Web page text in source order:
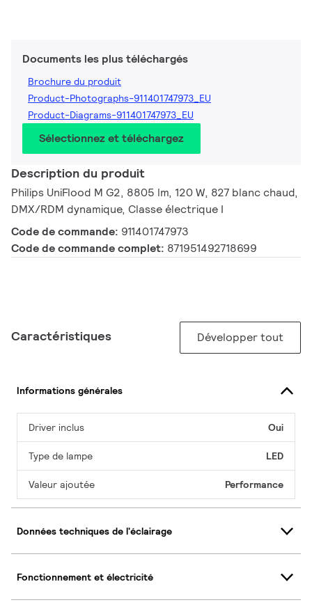
Documents les plus téléchargés
Brochure du produit
Product-Photographs-911401747973_EU
Product-Diagrams-911401747973_EU
Sélectionnez et téléchargez
Description du produit
Philips UniFlood M G2, 8805 lm, 120 W, 827 blanc chaud,
DMX/RDM dynamique, Classe électrique I
Code de commande: 911401747973
Code de commande complet: 871951492718699
Caractéristiques Développer tout
Informations générales
Driver inclus Oui
Type de lampe LED
Valeur ajoutée Performance
Données techniques de l'éclairage
Fonctionnement et électricité